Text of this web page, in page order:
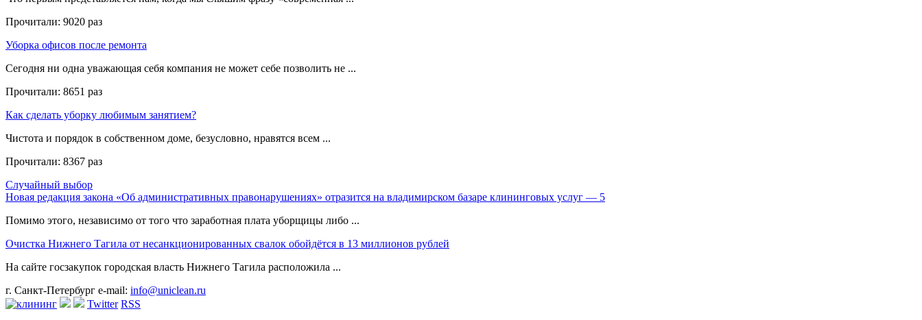
Прочитали: 9020 раз
Уборка офисов после ремонта
Сегодня ни одна уважающая себя компания не может себе позволить не ...
Прочитали: 8651 раз
Как сделать уборку любимым занятием?
Чистота и порядок в собственном доме, безусловно, нравятся всем ...
Прочитали: 8367 раз
Случайный выбор
Новая редакция закона «Об административных правонарушениях» отразится на владимирском базаре клининговых услуг — 5
Помимо этого, независимо от того что заработная плата уборщицы либо ...
Очистка Нижнего Тагила от несанкционированных свалок обойдётся в 13 миллионов рублей
На сайте госзакупок городская власть Нижнего Тагила расположила ...
г. Санкт-Петербург e-mail: info@uniclean.ru
Twitter RSS